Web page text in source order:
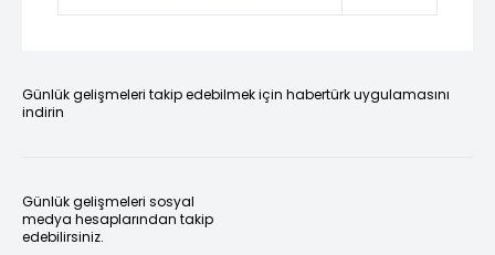
Günlük gelişmeleri takip edebilmek için habertürk uygulamasını
indirin
Günlük gelişmeleri sosyal
medya hesaplarından takip
edebilirsiniz.